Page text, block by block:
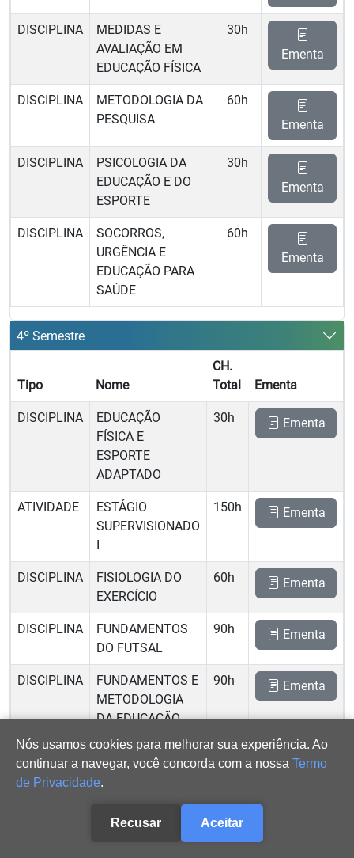
DISCIPLINA
MEDIDAS E
AVALIAÇÃO EM
EDUCAÇÃO FÍSICA
30h
Ementa
DISCIPLINA
METODOLOGIA DA
PESQUISA
60h
Ementa
DISCIPLINA
PSICOLOGIA DA
EDUCAÇÃO E DO
ESPORTE
30h
Ementa
DISCIPLINA
SOCORROS,
URGÊNCIA E
EDUCAÇÃO PARA
SAÚDE
60h
Ementa
4º Semestre
Tipo Nome
CH.
Total
Ementa
DISCIPLINA
EDUCAÇÃO
FÍSICA E
ESPORTE
ADAPTADO
30h Ementa
ATIVIDADE
ESTÁGIO
SUPERVISIONADO
I
150h Ementa
DISCIPLINA
FISIOLOGIA DO
EXERCÍCIO
60h Ementa
DISCIPLINA
FUNDAMENTOS
DO FUTSAL
90h Ementa
DISCIPLINA
FUNDAMENTOS E
METODOLOGIA
DA EDUCAÇÃO
FÍSICA NO
ENSINO
FUNDAMENTAL E
90h Ementa
METODOLOGIA
DA EDUCAÇÃO
30h
Nós usamos cookies para melhorar sua experiência. Ao
continuar a navegar, você concorda com a nossa Termo
de Privacidade.
Recusar Aceitar